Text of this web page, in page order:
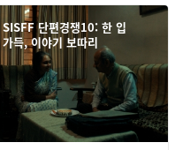
SISFF 단편경쟁10: 한 입
가득, 이야기 보따리